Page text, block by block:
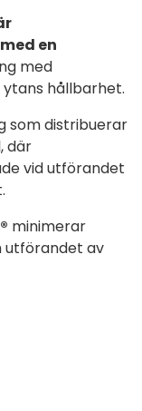
en
med
hållbarhet.
som distribuerar
där
vid utförandet
minimerar
utförandet av